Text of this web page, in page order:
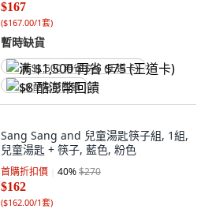
$167
($167.00/1套)
暫時缺貨
满 $1,500 再省 $75 (王道卡)
$8 酷澎幣回饋
Sang Sang and 兒童湯匙筷子組, 1組,
兒童湯匙 + 筷子, 藍色, 粉色
首購折扣價 40%$270
$162
($162.00/1套)